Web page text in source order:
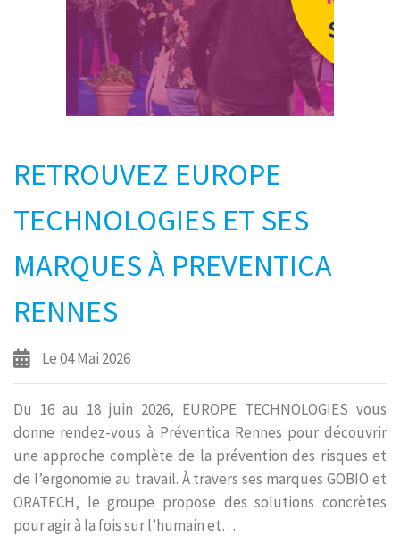
RETROUVEZ EUROPE
TECHNOLOGIES ET SES
MARQUES À PREVENTICA
RENNES
Le 04 Mai 2026
Du 16 au 18 juin 2026, EUROPE TECHNOLOGIES vous
donne rendez-vous à Préventica Rennes pour découvrir
une approche complète de la prévention des risques et
de l’ergonomie au travail. À travers ses marques GOBIO et
ORATECH, le groupe propose des solutions concrètes
pour agir à la fois sur l’humain et…